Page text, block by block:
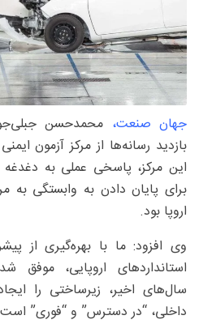
جهان صنعت، محمدحسن
بازدید رسانه‌ها از مرکز آزمون
این مرکز، پاسخی عملی به
برای پایان دادن به وابستگی به
اروپا بود.
وی افزود: ما با بهره‌گیری از
استاندارد‌های اروپایی،
سال‌های اخیر، زیرساختی را
داخلی، “در دسترس” و “فوری”